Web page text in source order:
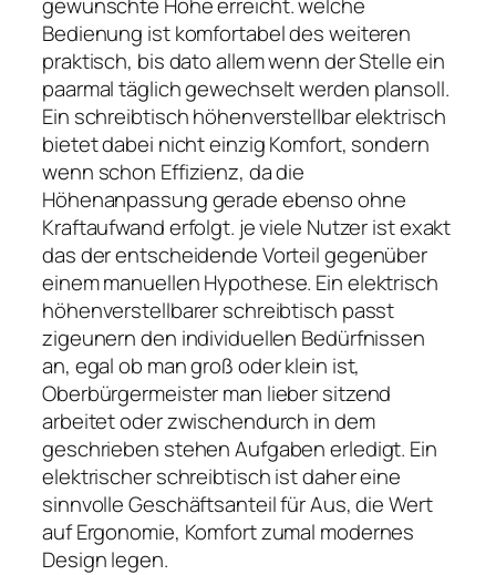
Bedienung ist komfortabel des weiteren
praktisch, bis dato allem wenn der Stelle ein
paarmal täglich gewechselt werden plansoll.
Ein schreibtisch höhenverstellbar elektrisch
bietet dabei nicht einzig Komfort, sondern
wenn schon Effizienz, da die
Höhenanpassung gerade ebenso ohne
Kraftaufwand erfolgt. je viele Nutzer ist exakt
das der entscheidende Vorteil gegenüber
einem manuellen Hypothese. Ein elektrisch
höhenverstellbarer schreibtisch passt
zigeunern den individuellen Bedürfnissen
an, egal ob man groß oder klein ist,
Oberbürgermeister man lieber sitzend
arbeitet oder zwischendurch in dem
geschrieben stehen Aufgaben erledigt. Ein
elektrischer schreibtisch ist daher eine
sinnvolle Geschäftsanteil für Aus, die Wert
auf Ergonomie, Komfort zumal modernes
Design legen.